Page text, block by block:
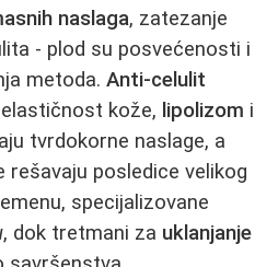
naslaga, zatezanje
- plod su posvećenosti i
metoda. Anti-celulit
kože, lipolizom i
tvrdokorne naslage, a
rešavaju posledice velikog
specijalizovane
, dok tretmani za uklanjanje